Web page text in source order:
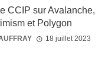
CCIP sur Avalanche,
et Polygon
18 juillet 2023